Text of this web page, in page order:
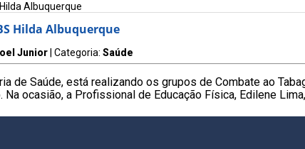
Albuquerque
Hilda Albuquerque
Junior | Categoria: Saúde
de Saúde, está realizando os grupos de Combate ao
Na ocasião, a Profissional de Educação Física, Edilene